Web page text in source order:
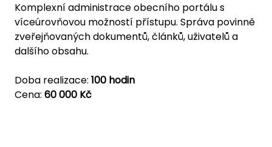
Komplexní administrace obecního portálu s
víceúrovňovou možností přístupu. Správa povinně
zveřejňovaných dokumentů, článků, uživatelů a
dalšího obsahu.
Doba realizace: 100 hodin
Cena: 60 000 Kč